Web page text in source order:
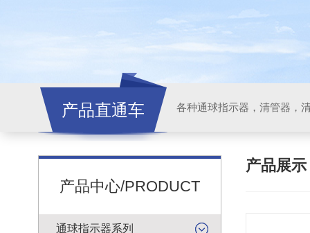
产品直通车 各种通球指示器，清管器，
产品中心/PRODUCT
通球指示器系列
产品展示